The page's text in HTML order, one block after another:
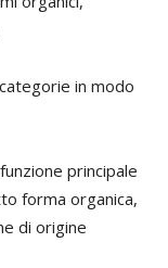
in modo
principale
forma organica,
di origine